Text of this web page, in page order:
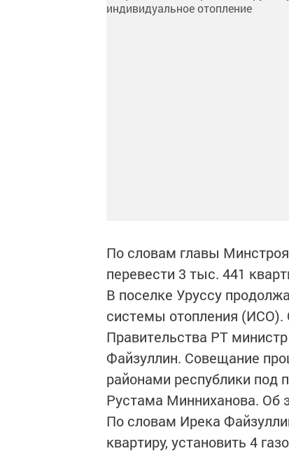
По словам главы
перевести 3 тыс. 441
В поселке Уруссу
системы отопления
Правительства РТ
Файзуллин. Совещание
районами республики под
Рустама Минниханова. Об
По словам Ирека
квартиру, установить 4